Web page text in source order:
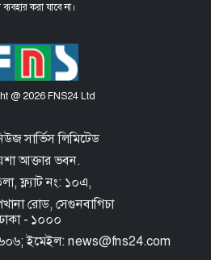
করা যাবে না।
@ 2026 FNS24 Ltd
সার্ভিস লিমিটেড
আক্তার ভবন.
ফ্ল্যাট নং: ১০এ,
রোড, সেগুনবাগিচা
- ১০০০
ইমেইল: news@fns24.com